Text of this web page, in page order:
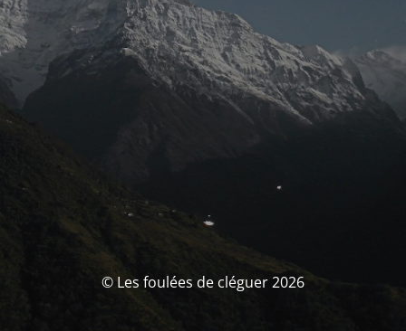
© Les foulées de cléguer 2026